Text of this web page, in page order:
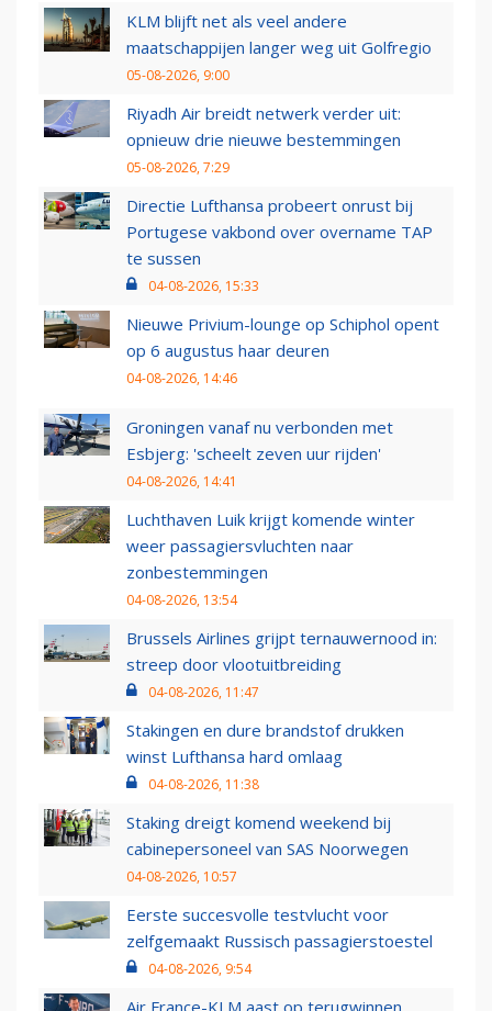
KLM blijft net als veel andere
maatschappijen langer weg uit Golfregio
05-08-2026, 9:00
Riyadh Air breidt netwerk verder uit:
opnieuw drie nieuwe bestemmingen
05-08-2026, 7:29
Directie Lufthansa probeert onrust bij
Portugese vakbond over overname TAP
te sussen
04-08-2026, 15:33
Nieuwe Privium-lounge op Schiphol opent
op 6 augustus haar deuren
04-08-2026, 14:46
Groningen vanaf nu verbonden met
Esbjerg: 'scheelt zeven uur rijden'
04-08-2026, 14:41
Luchthaven Luik krijgt komende winter
weer passagiersvluchten naar
zonbestemmingen
04-08-2026, 13:54
Brussels Airlines grijpt ternauwernood in:
streep door vlootuitbreiding
04-08-2026, 11:47
Stakingen en dure brandstof drukken
winst Lufthansa hard omlaag
04-08-2026, 11:38
Staking dreigt komend weekend bij
cabinepersoneel van SAS Noorwegen
04-08-2026, 10:57
Eerste succesvolle testvlucht voor
zelfgemaakt Russisch passagierstoestel
04-08-2026, 9:54